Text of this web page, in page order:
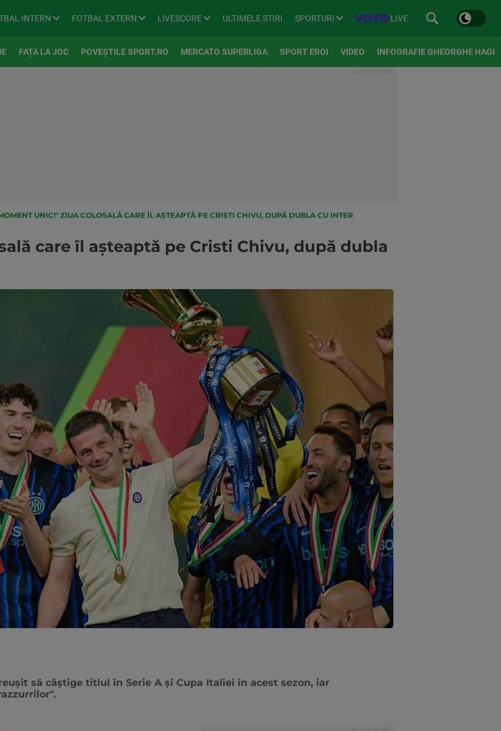
INTERN FOTBAL EXTERN LIVESCORE ULTIMELE STIRI SPORTURI LIVE
FAȚA LA JOC POVEȘTILE SPORT.RO MERCATO SUPERLIGA SPORT EROI VIDEO INFOGRAFIE GHEORGHE HAGI
UNIC!" ZIUA COLOSALĂ CARE ÎL AȘTEAPTĂ PE CRISTI CHIVU, DUPĂ DUBLA CU INTER
care îl așteaptă pe Cristi Chivu, după dubla
să câștige titlul în Serie A și Cupa Italiei în acest sezon, iar